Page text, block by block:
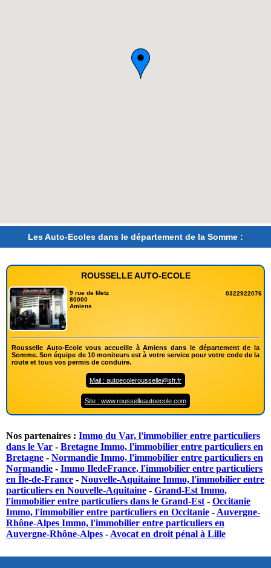
Les Auto-Ecoles dans le département de la Somme :
ROUSSELLE AUTO-ECOLE
9 rue de Metz
80000
Amiens
0322922076
Rousselle Auto-Ecole vous accueille à Amiens dans le département de la
Somme. Son équipe de 10 moniteurs est à votre service pour votre code de la
route et tous vos permis de conduire.
Mail : autoecolerousselle@sfr.fr
Site : www.rousselleautoecole.com
Nos partenaires : Immo du Var, l'immobilier entre particuliers
dans le Var - Bretagne Immo, l'immobilier entre particuliers en
Bretagne - Normandie Immo, l'immobilier entre particuliers en
Normandie - Immo IledeFrance, l'immobilier entre particuliers
en Île-de-France - Nouvelle-Aquitaine Immo, l'immobilier entre
particuliers en Nouvelle-Aquitaine - Grand-Est Immo,
l'immobilier entre particuliers dans le Grand-Est - Occitanie
Immo, l'immobilier entre particuliers en Occitanie - Auvergne-
Rhône-Alpes Immo, l'immobilier entre particuliers en
Auvergne-Rhône-Alpes - Avocat en droit pénal à Lille